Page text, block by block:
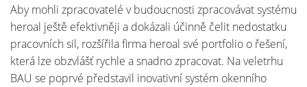
Aby mohli zpracovatelé v budoucnosti zpracovávat systému
heroal ještě efektivněji a dokázali účinně čelit nedostatku
pracovních sil, rozšířila firma heroal své portfolio o řešení,
která lze obzvlášť rychle a snadno zpracovat. Na veletrhu
BAU se poprvé představil inovativní systém okenního